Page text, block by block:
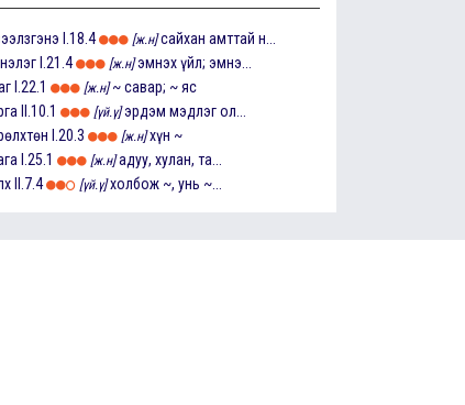
I.18.4 [ж.н] сайхан амттай н...
I.21.4 [ж.н] эмнэх үйл; эмнэ...
I.22.1 [ж.н] ~ савар; ~ яс
II.10.1 [үй.ү] эрдэм мэдлэг ол...
I.20.3 [ж.н] хүн ~
I.25.1 [ж.н] адуу, хулан, та...
II.7.4 [үй.ү] холбож ~, унь ~...